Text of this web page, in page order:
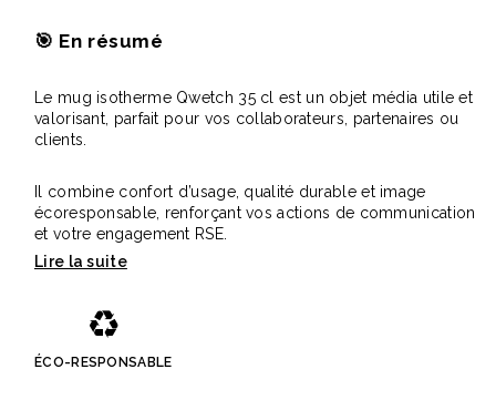
🎯 En résumé
Le mug isotherme Qwetch 35 cl est un objet média utile et
valorisant, parfait pour vos collaborateurs, partenaires ou
clients.
Il combine confort d’usage, qualité durable et image
écoresponsable, renforçant vos actions de communication
et votre engagement RSE.
♻️
ÉCO-RESPONSABLE